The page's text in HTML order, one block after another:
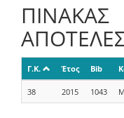
ΠΙΝΑΚΑΣ
Γ.Κ. Έτος Bib
38 2015 1043 M